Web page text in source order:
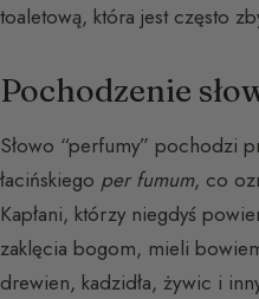
toaletową, która jest często
Pochodzenie
Słowo “perfumy” pochodzi
łacińskiego per fumum, co
Kapłani, którzy niegdyś
zaklęcia bogom, mieli
drewien, kadzidła, żywic i